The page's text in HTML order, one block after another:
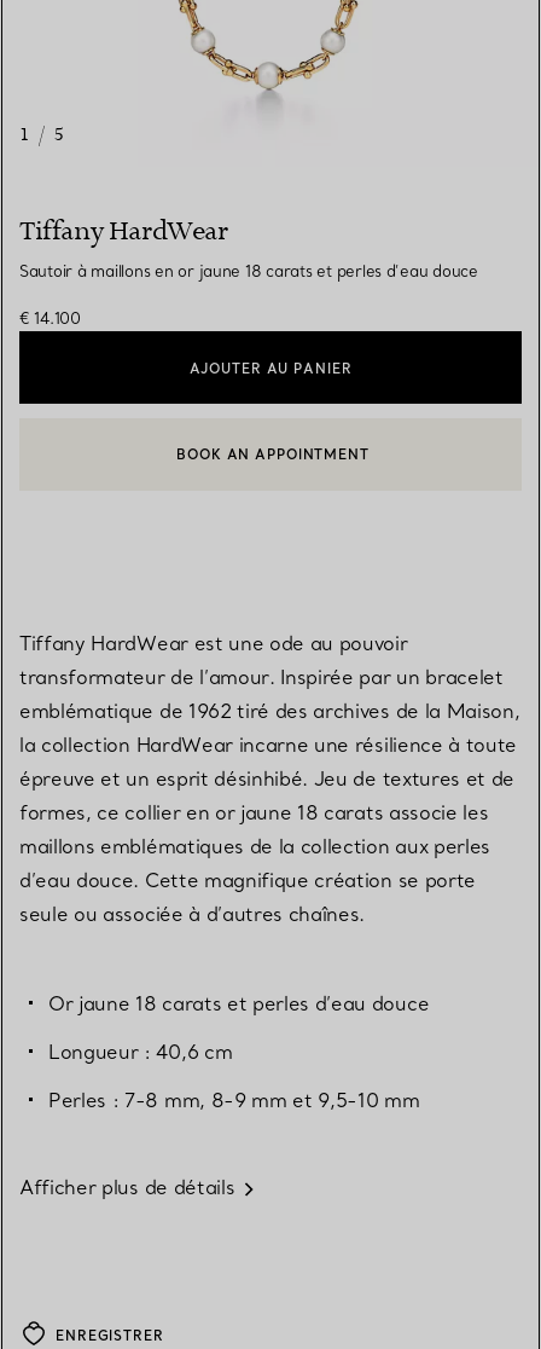
1 / 5
Tiffany HardWear
Sautoir à maillons en or jaune 18 carats et perles d’eau douce
€ 14.100
AJOUTER AU PANIER
CONTACTER UN CONSEILLER CLIENT OU PRENDRE RENDEZ-
BOOK AN APPOINTMENT
Tiffany HardWear est une ode au pouvoir
transformateur de l’amour. Inspirée par un bracelet
emblématique de 1962 tiré des archives de la Maison,
la collection HardWear incarne une résilience à toute
épreuve et un esprit désinhibé. Jeu de textures et de
formes, ce collier en or jaune 18 carats associe les
maillons emblématiques de la collection aux perles
d’eau douce. Cette magnifique création se porte
seule ou associée à d’autres chaînes.
Or jaune 18 carats et perles d’eau douce
Longueur : 40,6 cm
Perles : 7-8 mm, 8-9 mm et 9,5-10 mm
Afficher plus de détails
ENREGISTRER